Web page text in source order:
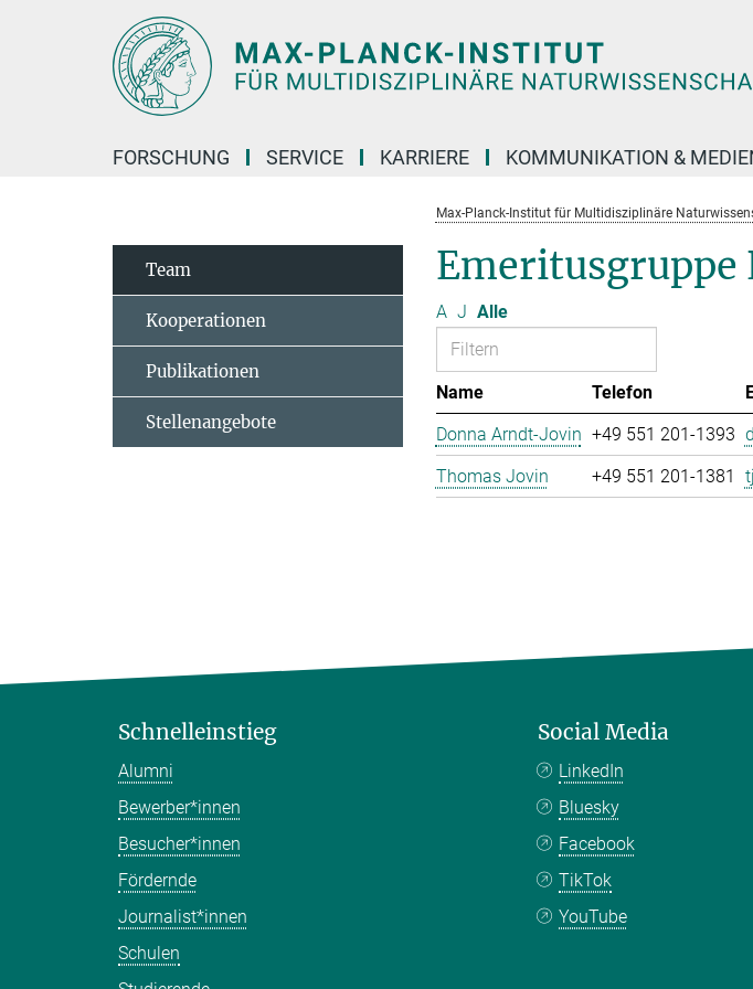
FORSCHUNG SERVICE KARRIERE KOMMUNIKATION &
Max-Planck-Institut für Multidisziplinäre
Emeritusgruppe
A J Alle
Name Telefon
Donna Arndt-Jovin +49 551 201-1393
Thomas Jovin
+49 551 201-1381
Team
Kooperationen
Publikationen
Stellenangebote
Schnelleinstieg
Alumni
Bewerber*innen
Besucher*innen
Fördernde
Journalist*innen
Schulen
Social Media
LinkedIn
Bluesky
Facebook
TikTok
YouTube